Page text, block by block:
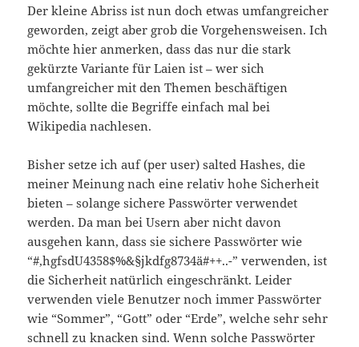
Der kleine Abriss ist nun doch etwas umfangreicher
geworden, zeigt aber grob die Vorgehensweisen. Ich
möchte hier anmerken, dass das nur die stark
gekürzte Variante für Laien ist – wer sich
umfangreicher mit den Themen beschäftigen
möchte, sollte die Begriffe einfach mal bei
Wikipedia nachlesen.
Bisher setze ich auf (per user) salted Hashes, die
meiner Meinung nach eine relativ hohe Sicherheit
bieten – solange sichere Passwörter verwendet
werden. Da man bei Usern aber nicht davon
ausgehen kann, dass sie sichere Passwörter wie
“#,hgfsdU4358$%&§jkdfg8734ä#++..-” verwenden, ist
die Sicherheit natürlich eingeschränkt. Leider
verwenden viele Benutzer noch immer Passwörter
wie “Sommer”, “Gott” oder “Erde”, welche sehr sehr
schnell zu knacken sind. Wenn solche Passwörter